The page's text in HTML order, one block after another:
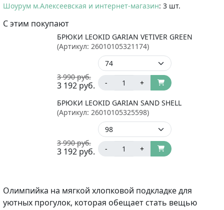
Шоурум м.Алексеевская и интернет-магазин: 3 шт.
С этим покупают
БРЮКИ LEOKID GARIAN VETIVER GREEN
(Артикул: 26010105321174)
3 990руб.
3 192 руб. - +
БРЮКИ LEOKID GARIAN SAND SHELL
(Артикул: 26010105325598)
3 990руб.
3 192 руб. - +
Олимпийка на мягкой хлопковой подкладке для
уютных прогулок, которая обещает стать вещью